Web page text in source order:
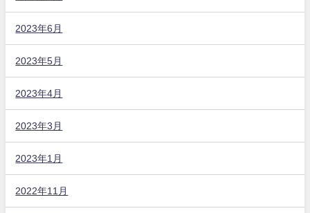
2023年6月
2023年5月
2023年4月
2023年3月
2023年1月
2022年11月